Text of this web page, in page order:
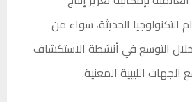
التكنولوجيا الحديثة، سواء من
خلال التوسع في أنشطة الاستكشاف
الجهات الليبية المعنية.